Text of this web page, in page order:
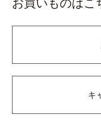
キ